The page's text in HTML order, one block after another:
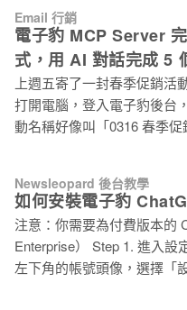
Gmail、Yahoo Mail、
策。退信率超標的寄件者，
如測驗和模板的轉換率，比傳
章直接切入重點，分享 5 種
Magnet）設計策略，附上實際案例
模板類，別再給指南了，直接給能用的
級到「賦予能力」，這是名
維類型 做法 你可以這樣做 給他一份《社群經營指南》電子書
或 Notion 模板 💡 行銷人員心法：現在這個時代，大家不缺知
識，缺的是「執行效率」。
完就忘了。但你給他一個能
Email 行銷
電子豹 MCP Server
式，用 AI 對話完成 5
上週五寄了一封春季促銷活
打開電腦，登入電子豹後台
動名稱好像叫「0316 春季
過文字問：「上週五寄出的
多少？」 答案在 10 秒內出現。 這就是電子豹 MCP Server 帶
來的改變，而且你完全不需要懂程式。 📌 5
的 Email 行銷任務，AI 一句話搞定 在解釋「MCP
麼」之前，先讓你看看它實際上能
Newsleopard 後台教學
如何安裝電子豹
注意：你需要為付費版本的
Enterprise） Step 1. 進入設定，開啟開發者模式 點擊 ChatGPT
左下角的帳號頭像，選擇「設定」。 （